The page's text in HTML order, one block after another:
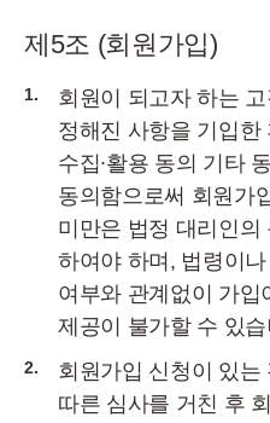
제5조 (회원가입)
1.
회원이 되고자 하는
정해진 사항을 기입한
수집∙활용 동의 기타
동의함으로써 회원가
미만은 법정 대리인의
하여야 하며, 법령이
여부와 관계없이 가입
제공이 불가할 수 있
2.
회원가입 신청이 있는
따른 심사를 거친 후